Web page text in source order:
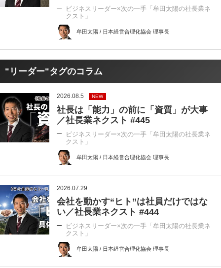
ビジネスリーダー×次の一手「牟田太陽の社長業ネ
クスト」
牟田太陽 / 日本経営合理化協会 理事長
"リーダー"タグのコラム
2026.08.5 NEW
社長は「能力」の前に「資質」が大事
／社長業ネクスト #445
ビジネスリーダー×次の一手「牟田太陽の社長業ネ
クスト」
牟田太陽 / 日本経営合理化協会 理事長
2026.07.29
会社を動かす“ヒト”は社員だけではな
い／社長業ネクスト #444
ビジネスリーダー×次の一手「牟田太陽の社長業ネ
クスト」
牟田太陽 / 日本経営合理化協会 理事長